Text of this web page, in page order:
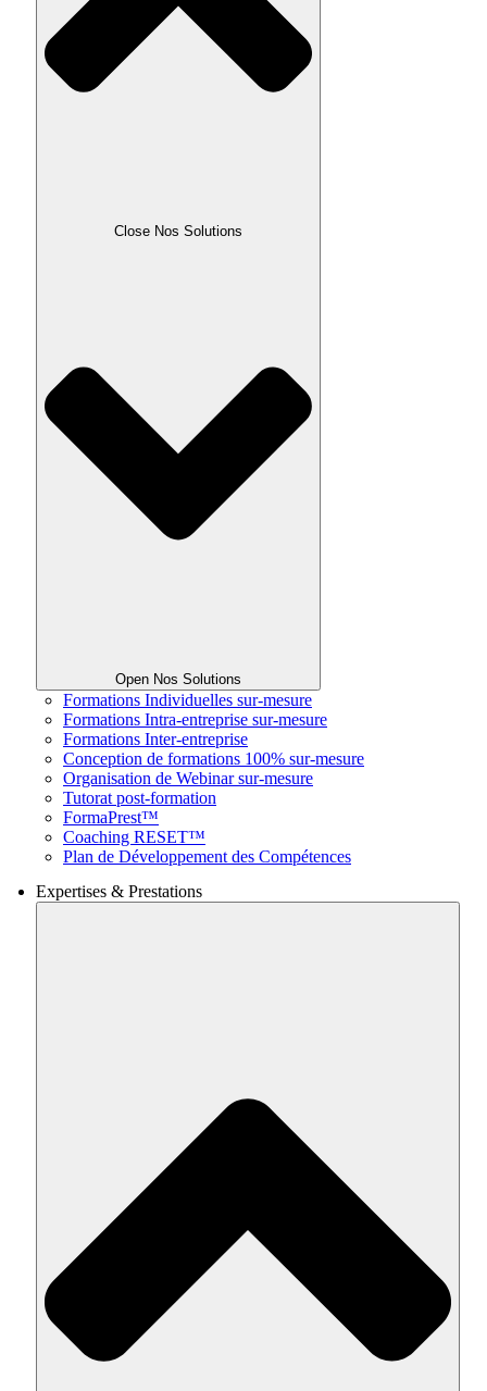
Close Nos Solutions
Open Nos Solutions
Formations Individuelles sur-mesure
Formations Intra-entreprise sur-mesure
Formations Inter-entreprise
Conception de formations 100% sur-mesure
Organisation de Webinar sur-mesure
Tutorat post-formation
FormaPrest™
Coaching RESET™
Plan de Développement des Compétences
Expertises & Prestations